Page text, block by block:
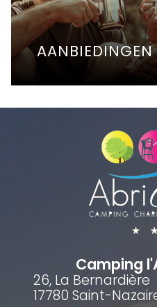
Camping
26, La Bernardière
17780 Saint-